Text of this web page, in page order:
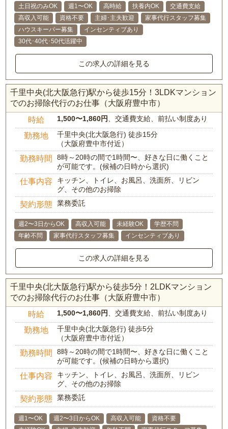
土日祝のみOK 週1〜OK 高時給 扶養内OK
交通費支給
高収入可能
資格不要 主婦･主夫歓迎
家事代行スタッフ募集
ハウスキーパー募集
インセンティブあり
30代･40代･50代活躍中
この求人の詳細を見る
千里中央(北大阪急行)駅から徒歩15分！3LDKマンション
でのお掃除代行のお仕事（大阪府豊中市）
時給 1,500〜1,860円 、交通費支給、前払い制度あり
勤務地
千里中央(北大阪急行) 徒歩15分
（大阪府豊中市付近）
勤務時間
8時～20時の間で1時間〜、好きな日に働くこと
が可能です。(候補の日時から選択)
仕事内容
キッチン、トイレ、お風呂、洗面所、リビン
グ、その他のお掃除
契約形態 業務委託
週2〜3日からOK 高収入可能 未経験OK
学歴不問
年齢不問
家事代行スタッフ募集 インセンティブあり
この求人の詳細を見る
千里中央(北大阪急行)駅から徒歩5分！2LDKマンション
でのお掃除代行のお仕事（大阪府豊中市）
時給 1,500〜1,860円 、交通費支給、前払い制度あり
勤務地
千里中央(北大阪急行) 徒歩5分
（大阪府豊中市付近）
勤務時間
8時～20時の間で1時間〜、好きな日に働くこと
が可能です。(候補の日時から選択)
仕事内容
キッチン、トイレ、お風呂、洗面所、リビン
グ、その他のお掃除
契約形態 業務委託
週1〜OK 週2〜3日からOK 高収入可能
資格不要